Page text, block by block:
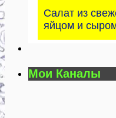
Салат из
яйцом и
Мои Каналы